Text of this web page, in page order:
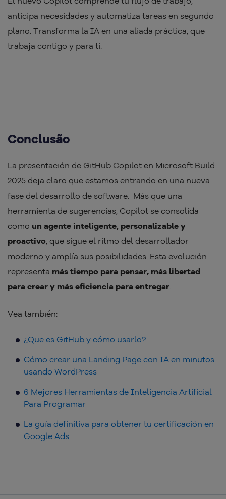
anticipa necesidades y automatiza tareas en segundo
plano. Transforma la IA en una aliada práctica, que
trabaja contigo y para ti.
Conclusão
La presentación de GitHub Copilot en Microsoft Build
2025 deja claro que estamos entrando en una nueva
fase del desarrollo de software. Más que una
herramienta de sugerencias, Copilot se consolida
como un agente inteligente, personalizable y
proactivo, que sigue el ritmo del desarrollador
moderno y amplía sus posibilidades. Esta evolución
representa más tiempo para pensar, más libertad
para crear y más eficiencia para entregar.
Vea también:
¿Que es GitHub y cómo usarlo?
Cómo crear una Landing Page con IA en minutos
usando WordPress
6 Mejores Herramientas de Inteligencia Artificial
Para Programar
La guía definitiva para obtener tu certificación en
Google Ads